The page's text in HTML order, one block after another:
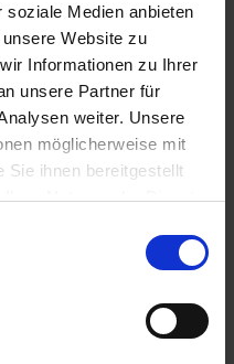
soziale Medien anbieten
Website zu
Informationen zu Ihrer
unsere Partner für
weiter. Unsere
möglicherweise mit
Sie ihnen bereitgestellt
Nutzung der Dienste
weiterhin nutzen.
2-4 Werktage innerhalb
Warenkorb